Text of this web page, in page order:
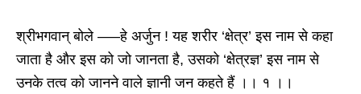
श्रीभगवान् बोले —–हे अर्जुन ! यह शरीर ‘क्षेत्र’ इस नाम से कहा
जाता है और इस को जो जानता है, उसको ‘क्षेत्रज्ञ’ इस नाम से
उनके तत्व को जानने वाले ज्ञानी जन कहते हैं ।। १ ।।